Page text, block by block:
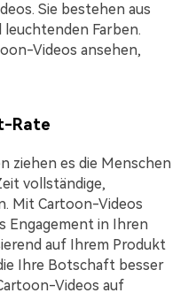
Sie bestehen aus
Farben.
Videos ansehen,
Rate
ziehen es die Menschen
vollständige,
Mit Cartoon-Videos
Engagement in Ihren
auf Ihrem Produkt
Ihre Botschaft besser
Videos auf